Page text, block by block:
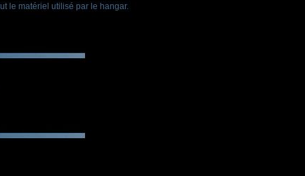
le matériel utilisé par le hangar.